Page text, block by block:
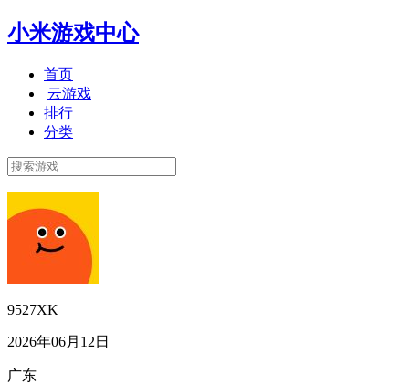
小米游戏中心
首页
云游戏
排行
分类
9527XK
2026年06月12日
广东